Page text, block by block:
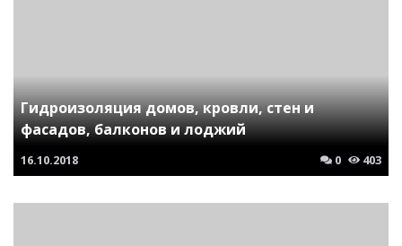
Гидроизоляция домов, кровли, стен и
фасадов, балконов и лоджий
16.10.2018 0 403